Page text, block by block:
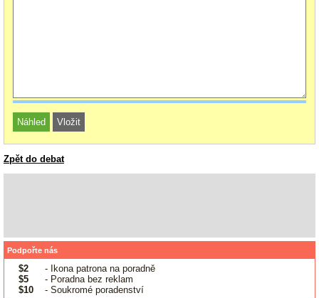
Zpět do debat
Podpořte nás
$2
- Ikona patrona na poradně
$5
- Poradna bez reklam
$10
- Soukromé poradenství